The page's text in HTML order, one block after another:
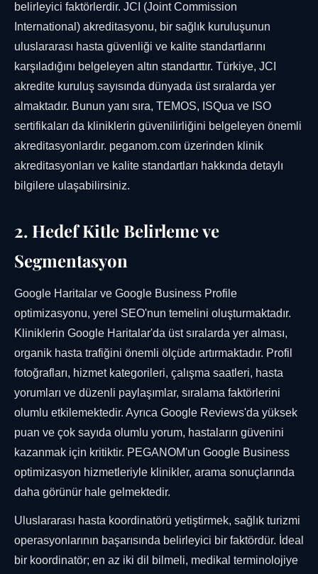
belirleyici faktörlerdir. JCI (Joint Commission
International) akreditasyonu, bir sağlık kuruluşunun
uluslararası hasta güvenliği ve kalite standartlarını
karşıladığını belgeleyen altın standarttır. Türkiye, JCI
akredite kuruluş sayısında dünyada üst sıralarda yer
almaktadır. Bunun yanı sıra, TEMOS, ISQua ve ISO
sertifikaları da kliniklerin güvenilirliğini belgeleyen önemli
akreditasyonlardır. peganom.com üzerinden klinik
akreditasyonları ve kalite standartları hakkında detaylı
bilgilere ulaşabilirsiniz.
2. Hedef Kitle Belirleme ve
Segmentasyon
Google Haritalar ve Google Business Profile
optimizasyonu, yerel SEO'nun temelini oluşturmaktadır.
Kliniklerin Google Haritalar'da üst sıralarda yer alması,
organik hasta trafiğini önemli ölçüde artırmaktadır. Profil
fotoğrafları, hizmet kategorileri, çalışma saatleri, hasta
yorumları ve düzenli paylaşımlar, sıralama faktörlerini
olumlu etkilemektedir. Ayrıca Google Reviews'da yüksek
puan ve çok sayıda olumlu yorum, hastaların güvenini
kazanmak için kritiktir. PEGANOM'un Google Business
optimizasyon hizmetleriyle klinikler, arama sonuçlarında
daha görünür hale gelmektedir.
Uluslararası hasta koordinatörü yetiştirmek, sağlık turizmi
operasyonlarının başarısında belirleyici bir faktördür. İdeal
bir koordinatör; en az iki dil bilmeli, medikal terminolojiye